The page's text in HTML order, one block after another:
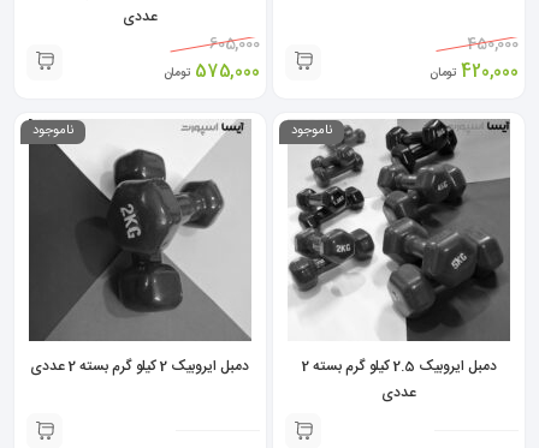
450,000
420,000 تومان
عددی
605,000
575,000 تومان
ناموجود
دمبل ایروبیک 2.5 کیلو گرم بسته 2
عددی
ناموجود
دمبل ایروبیک 2 کیلو گرم بسته 2 عددی